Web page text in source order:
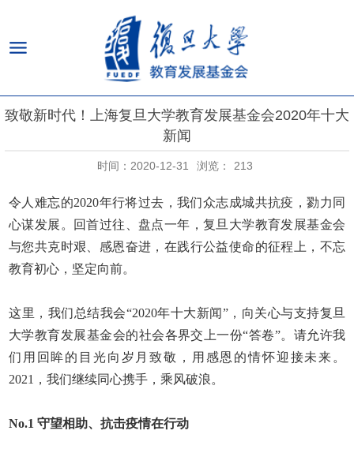
致敬新时代！上海复旦大学教育发展基金会2020年十大
新闻
时间：2020-12-31 浏览： 213
令人难忘的2020年行将过去，我们众志成城共抗疫，勠力同
心谋发展。回首过往、盘点一年，复旦大学教育发展基金会
与您共克时艰、感恩奋进，在践行公益使命的征程上，不忘
教育初心，坚定向前。
这里，我们总结我会“2020年十大新闻”，向关心与支持复旦
大学教育发展基金会的社会各界交上一份“答卷”。请允许我
们用回眸的目光向岁月致敬，用感恩的情怀迎接未来。
2021 ，我们继续同心携手，乘风破浪。
No.1 守望相助、抗击疫情在行动